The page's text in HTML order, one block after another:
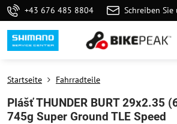
+43 676 485 8804 Schreiben Sie
Startseite Fahrradteile
Plášť THUNDER BURT 29x2.35
745g Super Ground TLE Speed